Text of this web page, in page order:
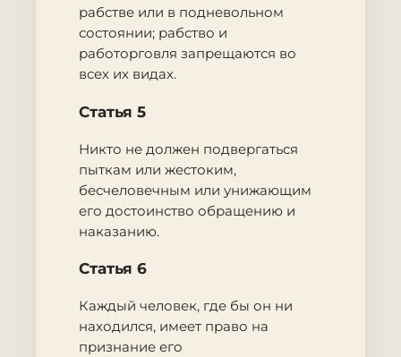
рабстве или в подневольном
состоянии; рабство и
работорговля запрещаются во
всех их видах.
Статья 5
Никто не должен подвергаться
пыткам или жестоким,
бесчеловечным или унижающим
его достоинство обращению и
наказанию.
Статья 6
Каждый человек, где бы он ни
находился, имеет право на
признание его